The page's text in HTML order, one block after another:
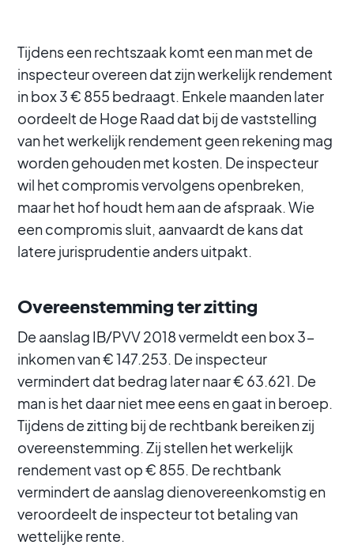
Tijdens een rechtszaak komt een man met de
inspecteur overeen dat zijn werkelijk rendement
in box 3 € 855 bedraagt. Enkele maanden later
oordeelt de Hoge Raad dat bij de vaststelling
van het werkelijk rendement geen rekening mag
worden gehouden met kosten. De inspecteur
wil het compromis vervolgens openbreken,
maar het hof houdt hem aan de afspraak. Wie
een compromis sluit, aanvaardt de kans dat
latere jurisprudentie anders uitpakt.
Overeenstemming ter zitting
De aanslag IB/PVV 2018 vermeldt een box 3-
inkomen van € 147.253. De inspecteur
vermindert dat bedrag later naar € 63.621. De
man is het daar niet mee eens en gaat in beroep.
Tijdens de zitting bij de rechtbank bereiken zij
overeenstemming. Zij stellen het werkelijk
rendement vast op € 855. De rechtbank
vermindert de aanslag dienovereenkomstig en
veroordeelt de inspecteur tot betaling van
wettelijke rente.